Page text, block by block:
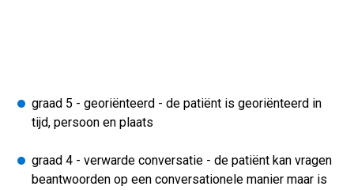
graad 5 - georiënteerd - de patiënt is georiënteerd in
tijd, persoon en plaats
graad 4 - verwarde conversatie - de patiënt kan vragen
beantwoorden op een conversationele manier maar is